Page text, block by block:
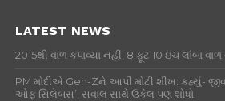
LATEST NEWS
2015થી વાળ કપાવ્યા નહીં, 8 ફૂટ 10 ઇંચ લાંબા
PM મોદીએ Gen-Zને આપી મોટી શીખ: કહ્યું-
ઓફ સિલેબસ’, સવાલ સાથે ઉકેલ પણ શોધો